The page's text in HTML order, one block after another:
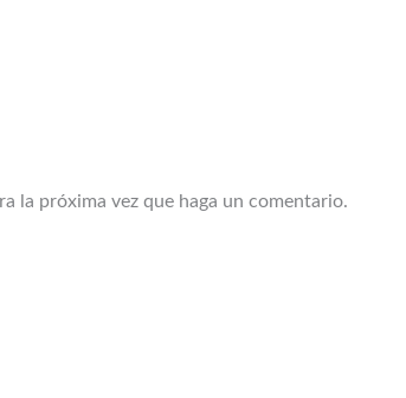
la próxima vez que haga un comentario.